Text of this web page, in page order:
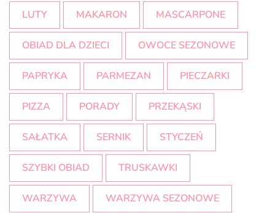
LUTY MAKARON MASCARPONE
OBIAD DLA DZIECI OWOCE SEZONOWE
PAPRYKA PARMEZAN PIECZARKI
PIZZA PORADY PRZEKĄSKI
SAŁATKA SERNIK STYCZEŃ
SZYBKI OBIAD TRUSKAWKI
WARZYWA WARZYWA SEZONOWE